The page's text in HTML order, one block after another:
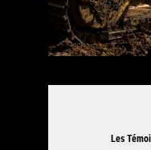
Les